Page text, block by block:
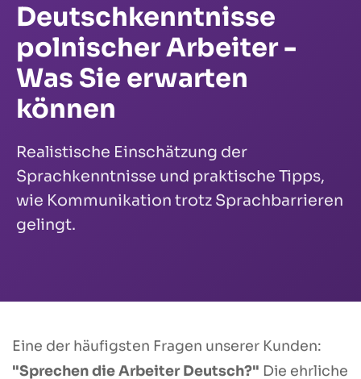
Deutschkenntnisse
polnischer Arbeiter -
Was Sie erwarten
können
Realistische Einschätzung der
Sprachkenntnisse und praktische Tipps,
wie Kommunikation trotz Sprachbarrieren
gelingt.
Eine der häufigsten Fragen unserer Kunden:
"Sprechen die Arbeiter Deutsch?" Die ehrliche